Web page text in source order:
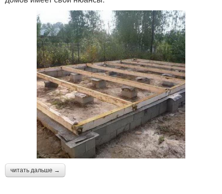
читать дальше →